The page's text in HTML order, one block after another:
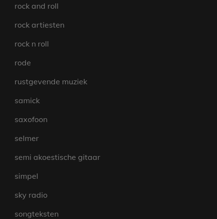
rock and roll
rock artiesten
rock n roll
rode
rustgevende muziek
samick
saxofoon
selmer
semi akoestische gitaar
simpel
sky radio
songteksten